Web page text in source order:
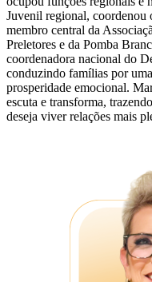
Juvenil regional, coordenou
membro central da
Preletores e da Pomba
coordenadora nacional do
conduzindo famílias por
prosperidade emocional.
escuta e transforma,
deseja viver relações mais